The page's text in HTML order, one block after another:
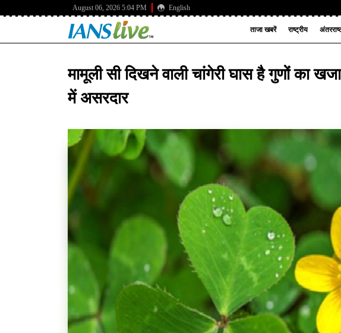
August 06, 2026 5:04 PM English
ताजा खबरें राष्ट्रीय
मामूली सी दिखने वाली चांगेरी घास है गुणों का
में असरदार